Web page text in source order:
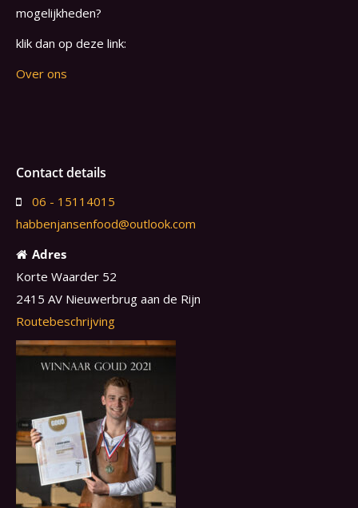
mogelijkheden?
klik dan op deze link:
Over ons
Contact details
06 - 15114015
habbenjansenfood@outlook.com
Adres
Korte Waarder 52
2415 AV Nieuwerbrug aan de Rijn
Routebeschrijving